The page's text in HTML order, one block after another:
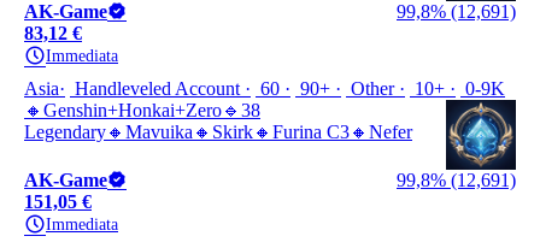
AK-Game
99,8% (12,691)
83,12 €
Immediata
Asia Handleveled Account 60 90+ Other 10+
0-9K
🔸Genshin+Honkai+Zero🔹38
Legendary🔸Mavuika🔸Skirk🔸Furina C3🔸Nefer
AK-Game
99,8% (12,691)
151,05 €
Immediata